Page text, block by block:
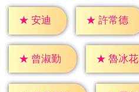
★ 安迪 ★ 許常德
★ 曾淑勤 ★ 魯冰花